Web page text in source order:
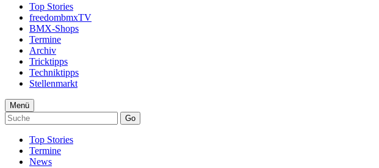
Top Stories
freedombmxTV
BMX-Shops
Termine
Archiv
Tricktipps
Techniktipps
Stellenmarkt
Menü
Go
Top Stories
Termine
News